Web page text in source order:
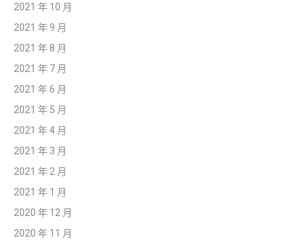
2021 年 10 月
2021 年 9 月
2021 年 8 月
2021 年 7 月
2021 年 6 月
2021 年 5 月
2021 年 4 月
2021 年 3 月
2021 年 2 月
2021 年 1 月
2020 年 12 月
2020 年 11 月